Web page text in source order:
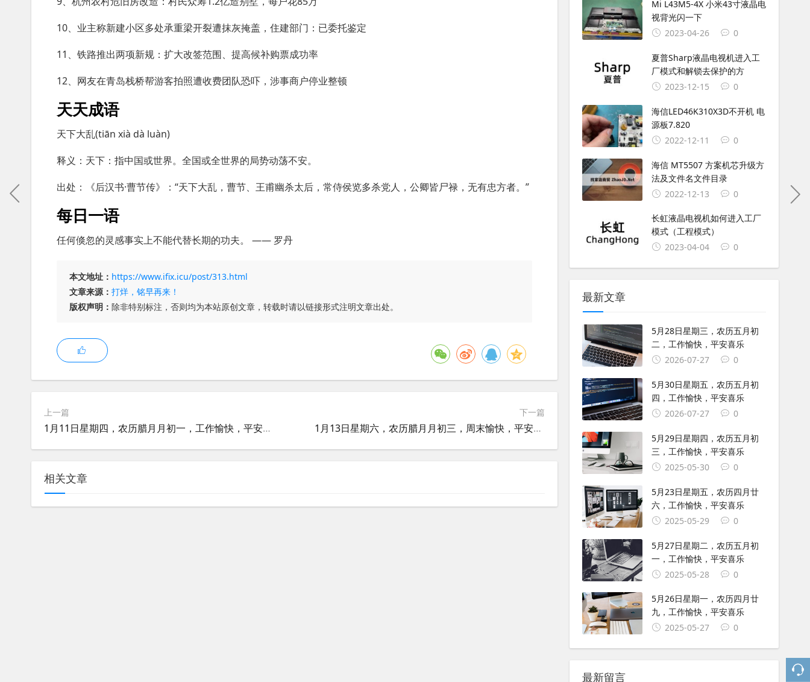
10、业主称新建小区多处承重梁开裂遭抹灰掩盖，住建部门：已委托鉴定
11、铁路推出两项新规：扩大改签范围、提高候补购票成功率
12、网友在青岛栈桥帮游客拍照遭收费团队恐吓，涉事商户停业整顿
天天成语
天下大乱(tiān xià dà luàn)
释义：天下：指中国或世界。全国或全世界的局势动荡不安。
出处：《后汉书·曹节传》：“天下大乱，曹节、王甫幽杀太后，常侍侯览多杀党人，公卿皆尸禄，无有忠方者。”
每日一语
任何倏忽的灵感事实上不能代替长期的功夫。 —— 罗丹
本文地址： https://www.ifix.icu/post/313.html
文章来源： 打烊，铭早再来！
版权声明： 除非特别标注，否则均为本站原创文章，转载时请以链接形式注明文章出处。
上一篇
1月11日星期四，农历腊月月初一，工作愉快，平安喜乐
下一篇
1月13日星期六，农历腊月月初三，周末愉快，平安喜乐
相关文章
Mi L43M5-4X 小米43寸液晶电
视背光闪一下
2023-04-26
0
夏普Sharp液晶电视机进入工
厂模式和解锁去保护的方
2023-12-15
0
海信LED46K310X3D不开机 电
源板7.820
2022-12-11
0
海信 MT5507 方案机芯升级方
法及文件名文件目录
2022-12-13
0
长虹液晶电视机如何进入工厂
模式（工程模式）
2023-04-04
0
最新文章
5月28日星期三，农历五月初
二，工作愉快，平安喜乐
2026-07-27
0
5月30日星期五，农历五月初
四，工作愉快，平安喜乐
2026-07-27
0
5月29日星期四，农历五月初
三，工作愉快，平安喜乐
2025-05-30
0
5月23日星期五，农历四月廿
六，工作愉快，平安喜乐
2025-05-29
0
5月27日星期二，农历五月初
一，工作愉快，平安喜乐
2025-05-28
0
5月26日星期一，农历四月廿
九，工作愉快，平安喜乐
2025-05-27
0
最新留言